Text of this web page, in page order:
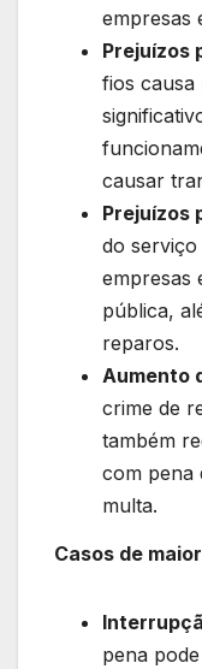
empresas
Prejuízos
fios causa
causar
Prejuízos
do serviço
empresas
pública,
reparos.
Aumento
crime de
também
com pena
multa.
Casos de
pena